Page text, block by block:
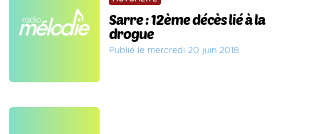
Sarre : 12ème décès lié à la
drogue
Publié le mercredi 20 juin 2018